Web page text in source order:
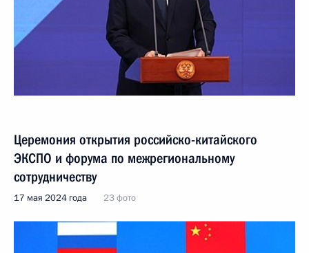
Церемония открытия российско-китайского
ЭКСПО и форума по межрегиональному
сотрудничеству
17 мая 2024 года 23 фото